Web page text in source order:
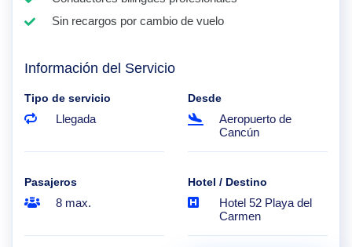
Sin recargos por cambio de vuelo
Información del Servicio
Tipo de servicio
Llegada
Desde
Aeropuerto de
Cancún
Pasajeros
8 max.
Hotel / Destino
Hotel 52 Playa del
Carmen